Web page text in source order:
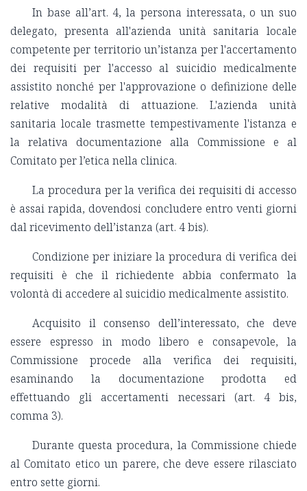
In base all’art. 4, la persona interessata, o un suo
delegato, presenta all'azienda unità sanitaria locale
competente per territorio un’istanza per l'accertamento
dei requisiti per l'accesso al suicidio medicalmente
assistito nonché per l'approvazione o definizione delle
relative modalità di attuazione. L'azienda unità
sanitaria locale trasmette tempestivamente l'istanza e
la relativa documentazione alla Commissione e al
Comitato per l’etica nella clinica.
La procedura per la verifica dei requisiti di accesso
è assai rapida, dovendosi concludere entro venti giorni
dal ricevimento dell’istanza (art. 4 bis).
Condizione per iniziare la procedura di verifica dei
requisiti è che il richiedente abbia confermato la
volontà di accedere al suicidio medicalmente assistito.
Acquisito il consenso dell’interessato, che deve
essere espresso in modo libero e consapevole, la
Commissione procede alla verifica dei requisiti,
esaminando la documentazione prodotta ed
effettuando gli accertamenti necessari (art. 4 bis,
comma 3).
Durante questa procedura, la Commissione chiede
al Comitato etico un parere, che deve essere rilasciato
entro sette giorni.